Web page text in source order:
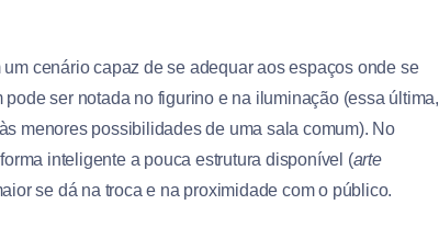
cenário capaz de se adequar aos espaços onde se
ser notada no figurino e na iluminação (essa última,
menores possibilidades de uma sala comum). No
inteligente a pouca estrutura disponível (arte
se dá na troca e na proximidade com o público.